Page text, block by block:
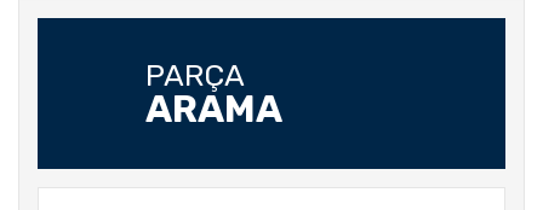
PARÇA
ARAMA